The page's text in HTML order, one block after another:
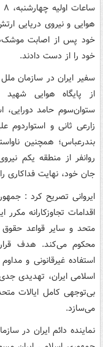
هوایی و نیروی دریایی
خود پس از اصابت
خود را از دست دادند.
سفیر ایران در سازمان
از پایگاه هوایی شهید
ستوان‌سوم حامد دورایی،
زارعی ثانی و استواردوم
بندرعباس؛ همچنین
روانفر از منطقه یکم
جان خود، نهایت فداکاری
ایروانی تصریح کرد :
اقدامات تجاوزکارانه
متحد و سایر قواعد حقوق
محکوم می‌کند. هدف
استفاده غیرقانونی و
اسلامی ایران، تهدیدی
بی‌توجهی کامل ایالات
می‌سازد.
نماینده دائم ایران در